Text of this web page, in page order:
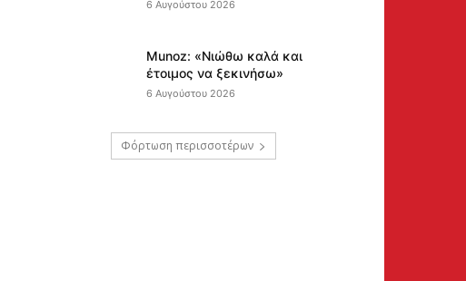
6 Αυγούστου 2026
Munoz: «Νιώθω καλά και
έτοιμος να ξεκινήσω»
6 Αυγούστου 2026
Φόρτωση περισσοτέρων